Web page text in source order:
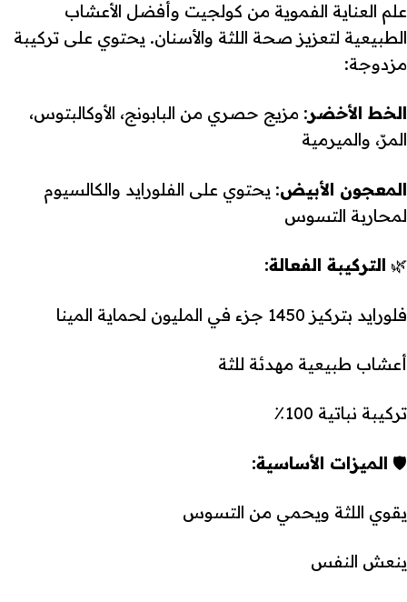
علم العناية الفموية من كولجيت وأفضل الأعشاب
الطبيعية لتعزيز صحة اللثة والأسنان. يحتوي على تركيبة
مزدوجة:
الخط الأخضر: مزيج حصري من البابونج، الأوكالبتوس،
المرّ، والميرمية
المعجون الأبيض: يحتوي على الفلورايد والكالسيوم
لمحاربة التسوس
🌿 التركيبة الفعالة:
فلورايد بتركيز 1450 جزء في المليون لحماية المينا
أعشاب طبيعية مهدئة للثة
تركيبة نباتية 100٪
🛡️ الميزات الأساسية:
يقوي اللثة ويحمي من التسوس
ينعش النفس